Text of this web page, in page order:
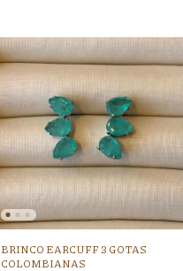
BRINCO EARCUFF 3 GOTAS
COLOMBIANAS